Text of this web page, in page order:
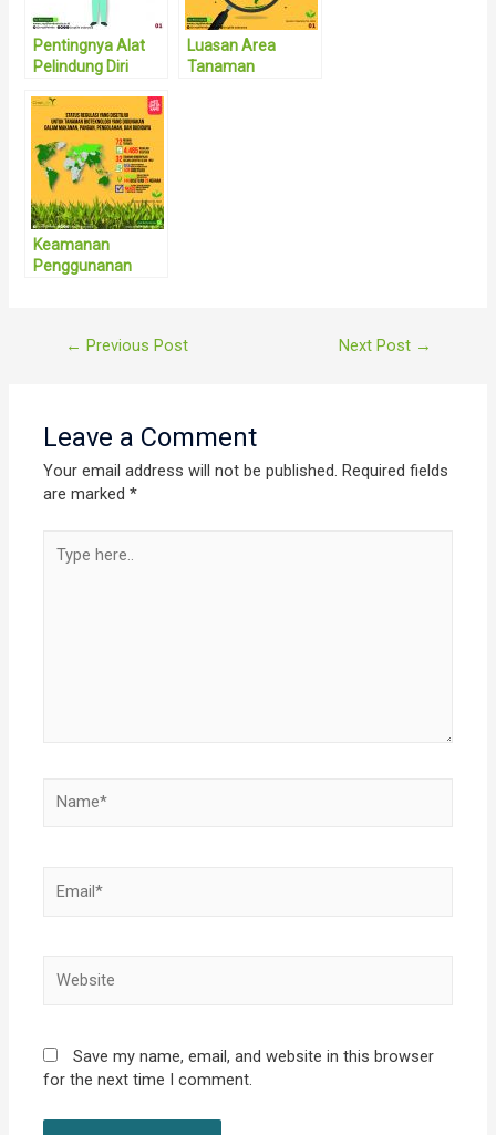
Pentingnya Alat
Pelindung Diri
Penggunaan
Produk
Perlindungan
Tanaman
Luasan Area
Tanaman
Keamanan
Penggunanan
Post
← Previous Post Next Post →
Leave a Comment
Your email address will not be published. Required fields
are marked*
here..
Save my name, email, and website in this browser
for the next time I comment.